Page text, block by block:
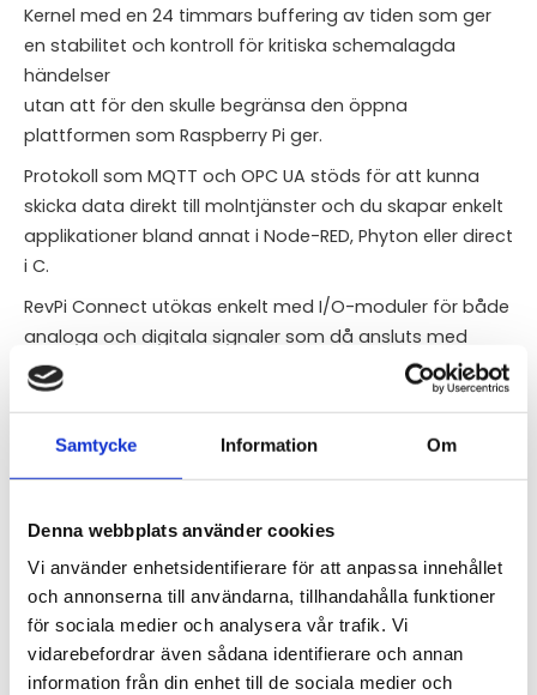
Samtycke Information Om
Denna webbplats använder cookies
Vi använder enhetsidentifierare för att anpassa innehållet
och annonserna till användarna, tillhandahålla funktioner
för sociala medier och analysera vår trafik. Vi
vidarebefordrar även sådana identifierare och annan
information från din enhet till de sociala medier och
Kernel med en 24 timmars buffering av tiden som ger
en stabilitet och kontroll för kritiska schemalagda
händelser
utan att för den skulle begränsa den öppna
plattformen som Raspberry Pi ger.
Protokoll som MQTT och OPC UA stöds för att kunna
skicka data direkt till molntjänster och du skapar enkelt
applikationer bland annat i Node-RED, Phyton eller direct
i C.
RevPi Connect utökas enkelt med I/O-moduler för både
analoga och digitala signaler som då ansluts med
PiBridge.
Processor
Broadcom BCM2712, quad-core Arm
Cortex-A76
Clock rate
2.4 GHz
RAM
4 / 8 GB LPDDR4 (variants)
Storage (eMMC) 32 GB
Power supply
12 – 24 V